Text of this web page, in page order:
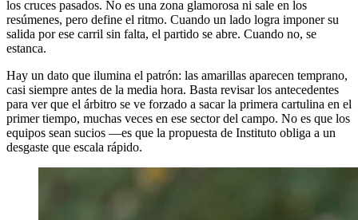
los cruces pasados. No es una zona glamorosa ni sale en los
resúmenes, pero define el ritmo. Cuando un lado logra imponer su
salida por ese carril sin falta, el partido se abre. Cuando no, se
estanca.
Hay un dato que ilumina el patrón: las amarillas aparecen temprano,
casi siempre antes de la media hora. Basta revisar los antecedentes
para ver que el árbitro se ve forzado a sacar la primera cartulina en el
primer tiempo, muchas veces en ese sector del campo. No es que los
equipos sean sucios —es que la propuesta de Instituto obliga a un
desgaste que escala rápido.